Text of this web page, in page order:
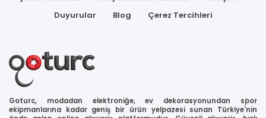
Duyurular
Blog Çerez Tercihleri
Goturc, modadan elektroniğe, ev dekorasyonundan spor
ekipmanlarına kadar geniş bir ürün yelpazesi sunan Türkiye'nin